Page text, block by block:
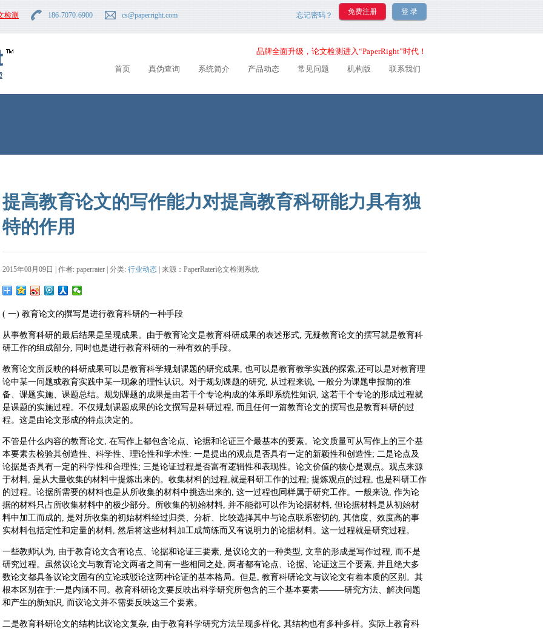
检测 186-7070-6900 cs@paperright.com 忘记密码？
品牌全面升级，论文检测进入“PaperRight”时代！
首页
真伪查询 系统简介 产品动态 常见问题 机构版 联系我们
提高教育论文的写作能力对提高教育科研能力具有独
特的作用
2015年08月09日 | 作者: paperrater | 分类: 行业动态 | 来源：PaperRater论文检测系统
( 一) 教育论文的撰写是进行教育科研的一种手段
从事教育科研的最后结果是呈现成果。由于教育论文是教育科研成果的表述形式, 无疑教育论文的撰写就是教育科
研工作的组成部分, 同时也是进行教育科研的一种有效的手段。
教育论文所反映的科研成果可以是教育科学规划课题的研究成果, 也可以是教育教学实践的探索,还可以是对教育理
论中某一问题或教育实践中某一现象的理性认识。对于规划课题的研究, 从过程来说, 一般分为课题申报前的准
备、课题实施、课题总结。规划课题的成果是由若干个专论构成的体系即系统性知识, 这若干个专论的形成过程就
是课题的实施过程。不仅规划课题成果的论文撰写是科研过程, 而且任何一篇教育论文的撰写也是教育科研的过
程。这是由论文形成的特点决定的。
不管是什么内容的教育论文, 在写作上都包含论点、论据和论证三个最基本的要素。论文质量可从写作上的三个基
本要素去检验其创造性、科学性、理论性和学术性: 一是提出的观点是否具有一定的新颖性和创造性; 二是论点及
论据是否具有一定的科学性和合理性; 三是论证过程是否富有逻辑性和表现性。论文价值的核心是观点。观点来源
于材料, 是从大量收集的材料中提炼出来的。收集材料的过程,就是科研工作的过程; 提炼观点的过程, 也是科研工作
的过程。论据所需要的材料也是从所收集的材料中挑选出来的, 这一过程也同样属于研究工作。一般来说, 作为论
据的材料只占所收集材料中的极少部分。所收集的初始材料, 并不能都可以作为论据材料, 但论据材料是从初始材
料中加工而成的, 是对所收集的初始材料经过归类、分析、比较选择其中与论点联系密切的, 其信度、效度高的事
实材料包括定性和定量的材料, 然后将这些材料加工成简练而又有说明力的论据材料。这一过程就是研究过程。
一些教师认为, 由于教育论文含有论点、论据和论证三要素, 是议论文的一种类型, 文章的形成是写作过程, 而不是
研究过程。虽然议论文与教育论文两者之间有一些相同之处, 两者都有论点、论据、论证这三个要素, 并且绝大多
数论文都具备议论文固有的立论或驳论这两种论证的基本格局。但是, 教育科研论文与议论文有着本质的区别。其
根本区别在于:一是内涵不同。教育科研论文要反映出科学研究所包含的三个基本要素———研究方法、解决问题
和产生的新知识, 而议论文并不需要反映这三个要素。
二是教育科研论文的结构比议论文复杂, 由于教育科学研究方法呈现多样化, 其结构也有多种多样。实际上教育科